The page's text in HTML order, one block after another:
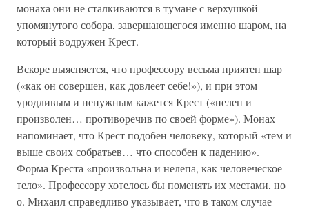
монаха они не сталкиваются в тумане с верхушкой
упомянутого собора, завершающегося именно шаром, на
который водружен Крест.
Вскоре выясняется, что профессору весьма приятен шар
(«как он совершен, как довлеет себе!»), и при этом
уродливым и ненужным кажется Крест («нелеп и
произволен… противоречив по своей форме»). Монах
напоминает, что Крест подобен человеку, который «тем и
выше своих собратьев… что способен к падению».
Форма Креста «произвольна и нелепа, как человеческое
тело». Профессору хотелось бы поменять их местами, но
о. Михаил справедливо указывает, что в таком случае